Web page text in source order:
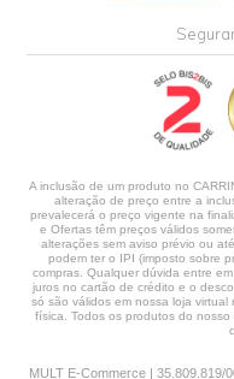
A inclusão de um produto no
alteração de preço entre a
prevalecerá o preço vigente na
e Ofertas têm preços válidos
alterações sem aviso prévio ou
podem ter o IPI (imposto sobre
compras. Qualquer dúvida entre
juros no cartão de crédito e o
só são válidos em nossa loja virtual
física. Todos os produtos do
MULT E-Commerce | 35.809.819/